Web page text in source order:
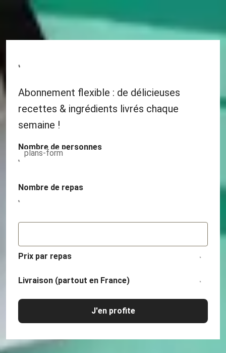
Abonnement flexible : de délicieuses
recettes & ingrédients livrés chaque
semaine !
plans-form
Nombre de personnes
Nombre de repas
Prix par repas
Livraison (partout en France)
J'en profite